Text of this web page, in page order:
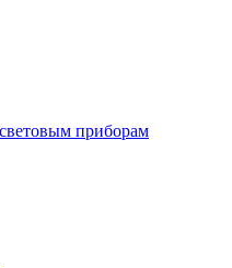
приборам